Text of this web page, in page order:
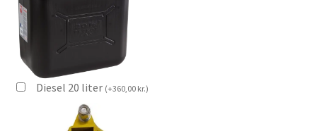
Rettigheder som vikar
Sælg på platformen
Sæt din varer på auktion
Diesel 20 liter (+360,00 kr.)